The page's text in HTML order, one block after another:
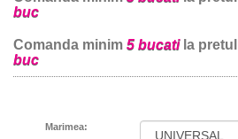
buc
Comanda minim 5 bucatila
buc
Marimea: